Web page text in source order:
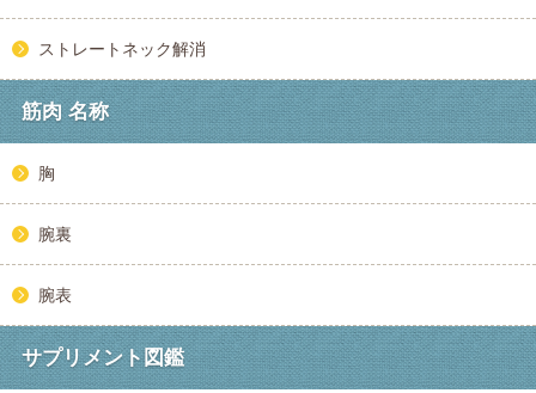
ストレートネック解消
筋肉 名称
胸
腕裏
腕表
サプリメント図鑑